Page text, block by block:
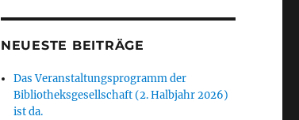
NEUESTE BEITRÄGE
Das Veranstaltungsprogramm der
Bibliotheksgesellschaft (2. Halbjahr 2026)
ist da.